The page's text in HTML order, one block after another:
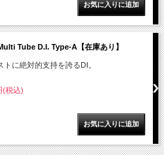
Tube D.I. Type-A【在庫あり】
トに絶対的支持を誇るDI。
(税込)